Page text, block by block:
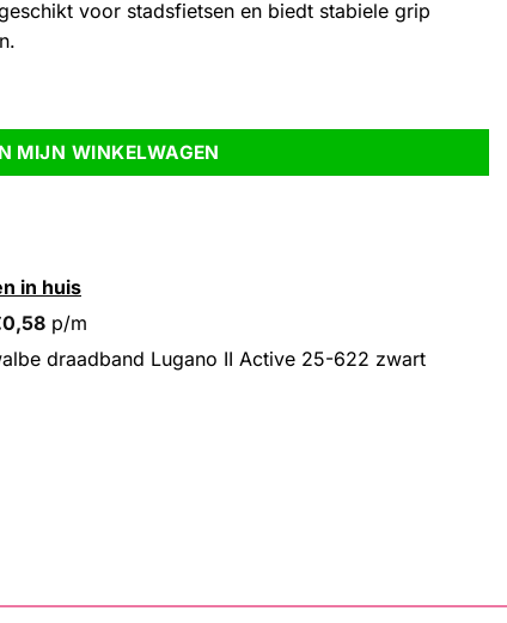
voor stadsfietsen en biedt stabiele grip
25-622 zwart aantal
MIJN WINKELWAGEN
in huis
0,58 p/m
draadband Lugano II Active 25-622 zwart